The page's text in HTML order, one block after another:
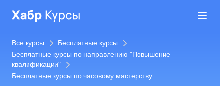
Все курсы
Бесплатные курсы
Бесплатные курсы по направлению "Повышение
квалификации"
Бесплатные курсы по часовому мастерству